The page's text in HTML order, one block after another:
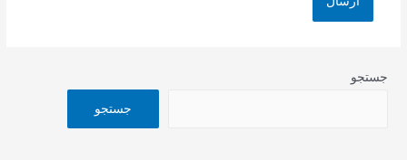
جستجو
جستجو